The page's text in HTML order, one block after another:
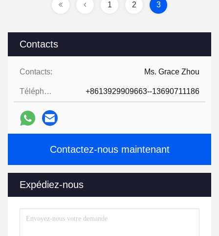
Contacts
Contacts: Ms. Grace Zhou
Téléphone: +8613929909663--13690711186
Contactez-nous maintenant
Expédiez-nous
1 2 3